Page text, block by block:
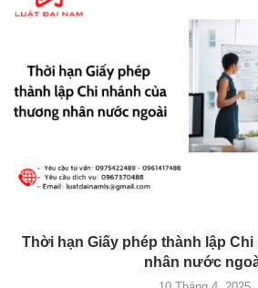
Thời hạn Giấy phép thành lập
nhân nước